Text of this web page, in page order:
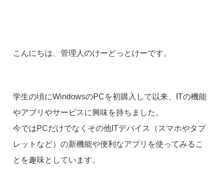
こんにちは、管理人のけーどっとけーです。
学生の頃にWindowsのPCを初購入して以来、ITの機能
やアプリやサービスに興味を持ちました。
今ではPCだけでなくその他ITデバイス（スマホやタブ
レットなど）の新機能や便利なアプリを使ってみるこ
とを趣味としています。